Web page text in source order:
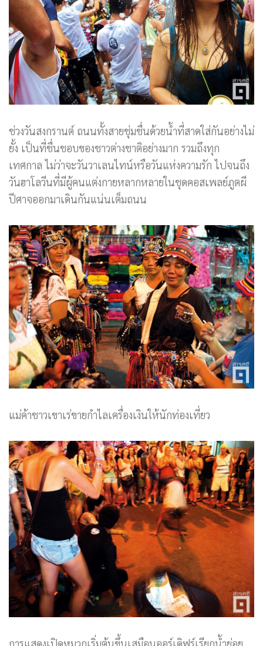
ช่วงวันสงกรานต์ ถนนทั้งสายชุ่มชื่นด้วยน้ำที่สาดใส่กันอย่างไม่
ยั้ง เป็นที่ชื่นชอบของชาวต่างชาติอย่างมาก รวมถึงทุก
เทศกาล ไม่ว่าจะวันวาเลนไทน์หรือวันแห่งความรัก ไปจนถึง
วันฮาโลวีนที่มีผู้คนแต่งกายหลากหลายในชุดคอสเพลย์ภูตผี
ปีศาจออกมาเดินกันแน่นเต็มถนน
แม่ค้าชาวเขาเร่ขายกำไลเครื่องเงินให้นักท่องเที่ยว
การแสดงเปิดหมวกเริ่มต้นขึ้นเสมือนออร์เดิฟร์เรียกน้ำย่อย